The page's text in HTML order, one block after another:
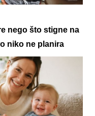
nego što stigne na
niko ne planira